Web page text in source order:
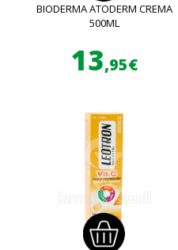
BIODERMA ATODERM CREMA
500ML
13,95€